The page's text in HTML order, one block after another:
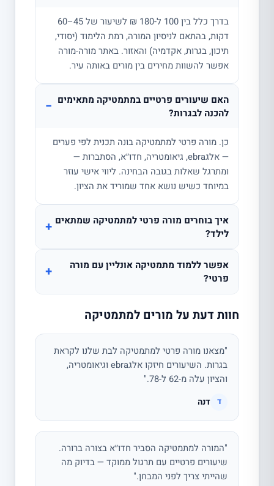
בדרך כלל בין 100 ל-180 ₪ לשיעור של 45–60
דקות, בהתאם לניסיון המורה, רמת הלימוד (יסודי,
תיכון, בגרות, אקדמיה) והאזור. באתר מורה-מורה
אפשר להשוות מחירים בין מורים באותה עיר.
האם שיעורים פרטיים במתמטיקה מתאימים
להכנה לבגרות?
−
כן. מורה פרטי למתמטיקה בונה תכנית לפי פערים
— אלגebra, גיאומטריה, חדו״א, הסתברות —
ומתרגל שאלות בגובה הבחינה. ליווי אישי עוזר
במיוחד כשיש נושא אחד שמוריד את הציון.
איך בוחרים מורה פרטי למתמטיקה שמתאים
לילד?
+
אפשר ללמוד מתמטיקה אונליין עם מורה
פרטי?
+
חוות דעת על מורים למתמטיקה
"מצאנו מורה פרטי למתמטיקה לבת שלנו לקראת
בגרות. השיעורים חיזקו אלגebra וגיאומטריה,
והציון עלה מ-62 ל-78."
ד דנה
"המורה למתמטיקה הסביר חדו״א בצורה ברורה.
שיעורים פרטיים עם תרגול ממוקד — בדיוק מה
שהייתי צריך לפני המבחן."